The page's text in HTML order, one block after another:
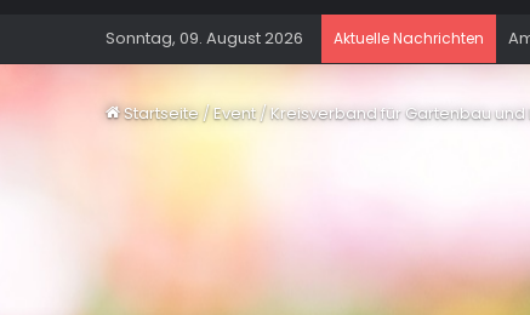
Sonntag, 09. August 2026 Aktuelle Nachrichten
Startseite /Event /Kreisverband für Gartenbau